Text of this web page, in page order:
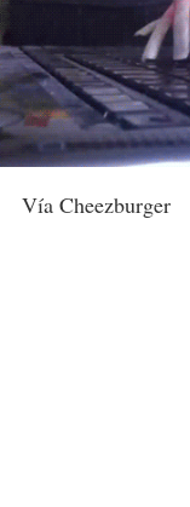
Vía Cheezburger